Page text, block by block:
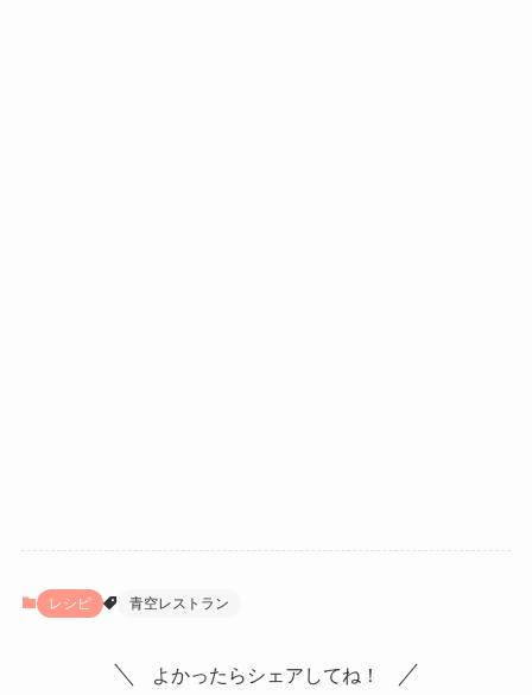
レシピ 青空レストラン
よかったらシェアしてね！